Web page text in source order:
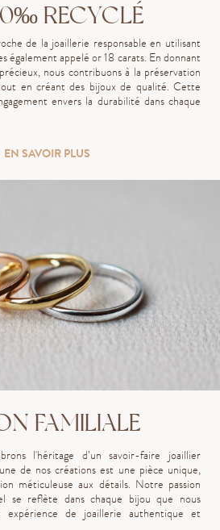
RECYCLÉ
de la joaillerie responsable en utilisant
également appelé or 18 carats. En donnant
nous contribuons à la préservation
en créant des bijoux de qualité. Cette
envers la durabilité dans chaque
EN SAVOIR PLUS
FAMILIALE
l'héritage d’un savoir-faire joaillier
de nos créations est une pièce unique,
méticuleuse aux détails. Notre passion
se reflète dans chaque bijou que nous
de joaillerie authentique et